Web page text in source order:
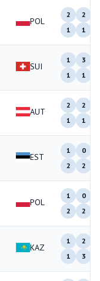
POL
2
2
1
1
SUI
1
3
1
1
AUT
2
2
1
1
EST
1
0
2
2
POL
1
0
2
2
KAZ
1
2
1
3